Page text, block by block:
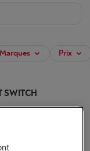
Marques Prix
SWITCH
1000 Mbps